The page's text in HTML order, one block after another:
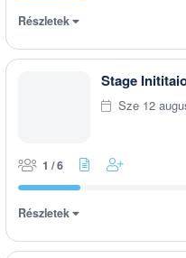
Részletek
Stage
Sze 12
1 / 6
Részletek